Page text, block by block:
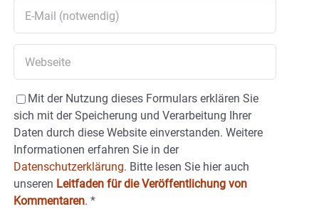
Mit der Nutzung dieses Formulars erklären Sie
sich mit der Speicherung und Verarbeitung Ihrer
Daten durch diese Website einverstanden. Weitere
Informationen erfahren Sie in der
Datenschutzerklärung. Bitte lesen Sie hier auch
unseren Leitfaden für die Veröffentlichung von
Kommentaren. *